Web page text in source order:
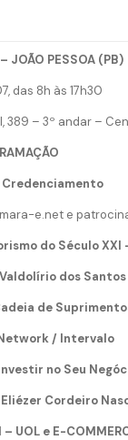
JOÃO PESSOA (PB)
das 8h às 17h30
389 – 3º andar –
Credenciamento
e.net e
do Século XXI
dos Santos
de
/ Intervalo
no Seu
Cordeiro
– UOL e E-